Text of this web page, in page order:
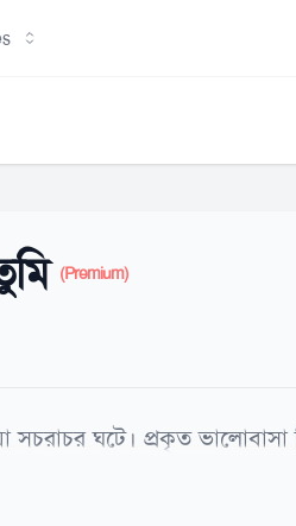
(Premium)
সচরাচর ঘটে। প্রকৃত